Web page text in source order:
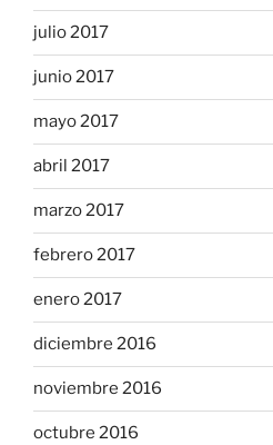
julio 2017
junio 2017
mayo 2017
abril 2017
marzo 2017
febrero 2017
enero 2017
diciembre 2016
noviembre 2016
octubre 2016